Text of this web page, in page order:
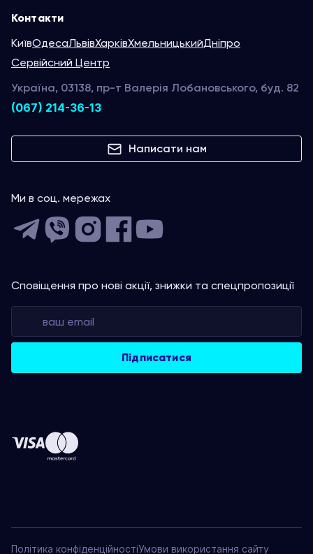
Контакти
КиївОдесаЛьвівХарківХмельницькийДніпро
Сервійсний Центр
Україна, 03138, пр-т Валерія Лобановського, буд. 82
(067) 214-36-13
Написати нам
Ми в соц. мережах
Сповіщення про нові акції, знижки та спецпропозиції
Політика конфіденційностіУмови використання сайту